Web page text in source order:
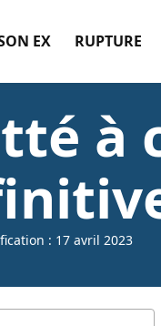
EX RUPTURE
à
: 17 avril 2023